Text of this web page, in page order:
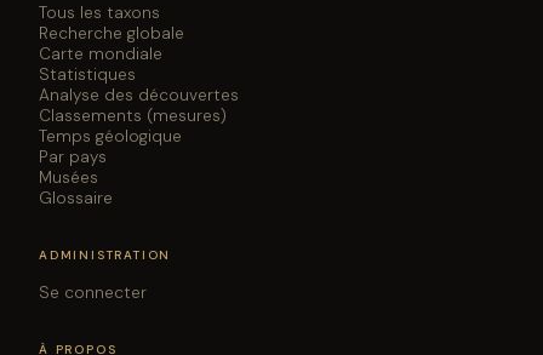
Tous les taxons
Recherche globale
Carte mondiale
Statistiques
Analyse des découvertes
Classements (mesures)
Temps géologique
Par pays
Musées
Glossaire
ADMINISTRATION
Se connecter
À PROPOS